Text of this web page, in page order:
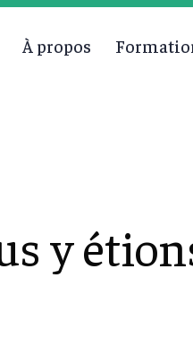
À propos
y